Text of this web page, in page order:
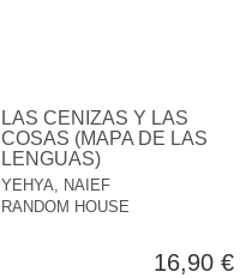
LAS CENIZAS Y LAS
COSAS (MAPA DE LAS
LENGUAS)
YEHYA, NAIEF
RANDOM HOUSE
16,90 €